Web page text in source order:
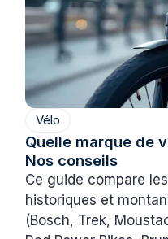
Vélo
Quelle marque de
Nos conseils
Ce guide compare
historiques et
(Bosch, Trek,